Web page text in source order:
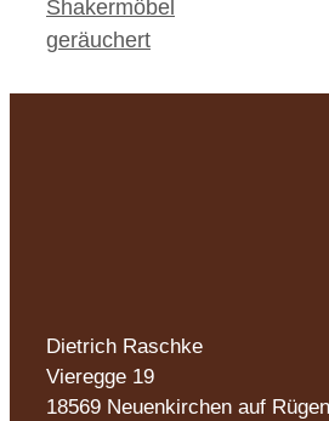
Shakermöbel
geräuchert
Dietrich Raschke
Vieregge 19
18569 Neuenkirchen auf Rügen